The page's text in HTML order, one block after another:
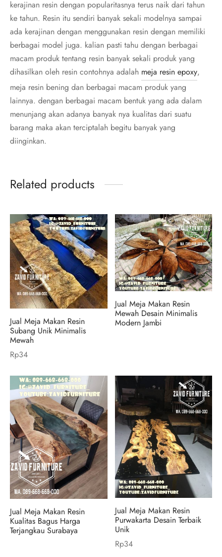
kerajinan resin dengan popularitasnya terus naik dari tahun
ke tahun. Resin itu sendiri banyak sekali modelnya sampai
ada kerajinan dengan menggunakan resin dengan memiliki
berbagai model juga. kalian pasti tahu dengan berbagai
macam produk tentang resin banyak sekali produk yang
dihasilkan oleh resin contohnya adalah meja resin epoxy,
meja resin bening dan berbagai macam produk yang
lainnya. dengan berbagai macam bentuk yang ada dalam
menunjang akan adanya banyak nya kualitas dari suatu
barang maka akan terciptalah begitu banyak yang
diinginkan.
Related products
Jual Meja Makan Resin
Subang Unik Minimalis
Mewah
Rp34
Jual Meja Makan Resin
Mewah Desain Minimalis
Modern Jambi
Jual Meja Makan Resin
Kualitas Bagus Harga
Terjangkau Surabaya
Jual Meja Makan Resin
Purwakarta Desain Terbaik
Unik
Rp34